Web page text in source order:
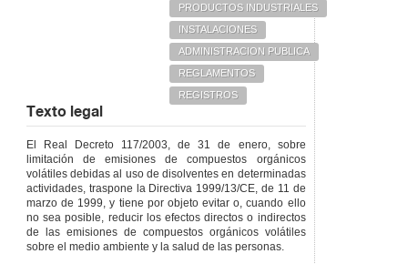
PRODUCTOS INDUSTRIALES
INSTALACIONES
ADMINISTRACION PUBLICA
REGLAMENTOS
REGISTROS
Texto legal
El Real Decreto 117/2003, de 31 de enero, sobre
limitación de emisiones de compuestos orgánicos
volátiles debidas al uso de disolventes en determinadas
actividades, traspone la Directiva 1999/13/CE, de 11 de
marzo de 1999, y tiene por objeto evitar o, cuando ello
no sea posible, reducir los efectos directos o indirectos
de las emisiones de compuestos orgánicos volátiles
sobre el medio ambiente y la salud de las personas.